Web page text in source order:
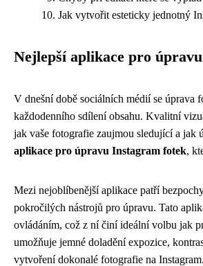
Jak vytvořit esteticky jednotný
Nejlepší aplikace pro
V dnešní době sociálních médií se úprava
každodenního sdílení obsahu. Kvalitní
jak vaše fotografie zaujmou sledující a jak
aplikace pro úpravu Instagram fotek,
Mezi nejoblíbenější aplikace patří
pokročilých nástrojů pro úpravu. Tato
ovládáním, což z ní činí ideální volbu jak
umožňuje jemné doladění expozice,
vytvoření dokonalé fotografie na Instagram.